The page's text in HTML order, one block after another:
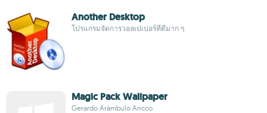
Another Desktop
โปรแกรมจัดการวอลเปเปอร์ที่ดีมาก ๆ
Magic Pack Wallpaper
Gerardo Arámbulo Ancco